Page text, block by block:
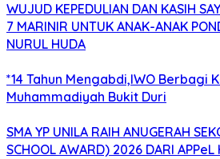
WUJUD KEPEDULIAN DAN KASIH
7 MARINIR UNTUK ANAK-ANAK
NURUL HUDA
*14 Tahun Mengabdi,IWO Berbagi
Muhammadiyah Bukit Duri
SMA YP UNILA RAIH ANUGERAH
SCHOOL AWARD) 2026 DARI APPeL